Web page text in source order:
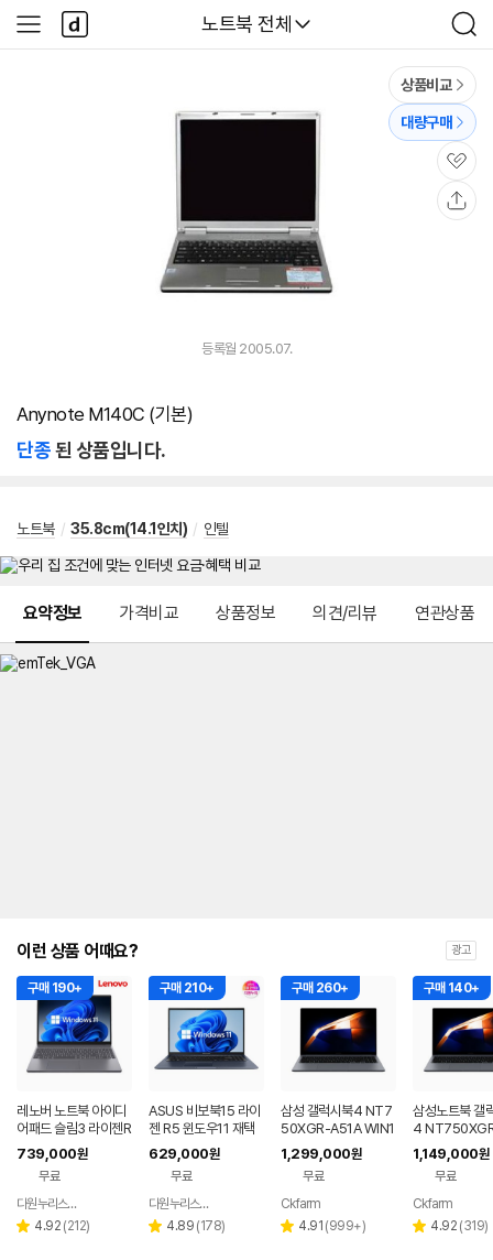
다나와
노트북 전체
검
색
사
이
다
나
와
상품비교
대량구매
관
심
등록월 2005.07.
Anynote M140C (기본)
단종된 상품입니다.
노트북 / 35.8cm(14.1인치) / 인텔
요약정보 가격비교 상품정보 의견/리뷰 연관상품
이런 상품 어때요? 광고
구매 190+
레노버 노트북 아이디
어패드 슬림3 라이젠R
5 8GB 256GB 윈도
우11
739,000원
무료
페이
다원누리스토어
별 4.92 리
(212)
구매 210+
ASUS 비보북15 라이
젠 R5 윈도우11 재택
근무 싼 노트북
629,000원
무료
페이
다원누리스토어
별 4.89 리
(178)
구매 260+
삼성 갤럭시북4 NT7
50XGR-A51A WIN1
1 FPP(버젼UP설치)
업무용 학생용 사무용
노트북 문스톤그레이
1,299,000원
무료
페이
Ckfarm
별 4.91 리
(999+)
구매 140+
삼성노트북 갤
4
3세대 16G
무용 업무용 학
성비 노트북
1,149,000원
무료
페이
Ckfarm
별 4.92 리
(319)